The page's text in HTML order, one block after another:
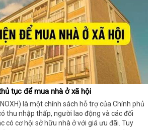
tục để mua nhà ở xã hội
là một chính sách hỗ trợ của Chính phủ
thu nhập thấp, người lao động và các đối
có cơ hội sở hữu nhà ở với giá ưu đãi. Tuy